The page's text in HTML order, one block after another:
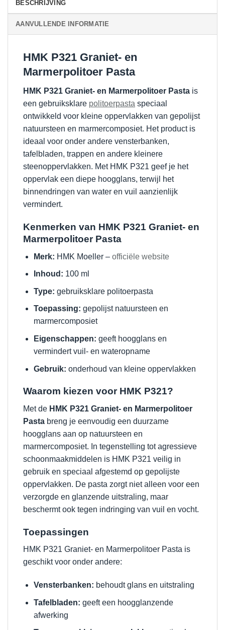
BESCHRIJVING
AANVULLENDE INFORMATIE
HMK P321 Graniet- en
Marmerpolitoer Pasta
HMK P321 Graniet- en Marmerpolitoer Pasta is
een gebruiksklare politoerpasta speciaal
ontwikkeld voor kleine oppervlakken van gepolijst
natuursteen en marmercomposiet. Het product is
ideaal voor onder andere vensterbanken,
tafelbladen, trappen en andere kleinere
steenoppervlakken. Met HMK P321 geef je het
oppervlak een diepe hoogglans, terwijl het
binnendringen van water en vuil aanzienlijk
vermindert.
Kenmerken van HMK P321 Graniet- en
Marmerpolitoer Pasta
Merk: HMK Moeller – officiële website
Inhoud: 100 ml
Type: gebruiksklare politoerpasta
Toepassing: gepolijst natuursteen en
marmercomposiet
Eigenschappen: geeft hoogglans en
vermindert vuil- en wateropname
Gebruik: onderhoud van kleine oppervlakken
Waarom kiezen voor HMK P321?
Met de HMK P321 Graniet- en Marmerpolitoer
Pasta breng je eenvoudig een duurzame
hoogglans aan op natuursteen en
marmercomposiet. In tegenstelling tot agressieve
schoonmaakmiddelen is HMK P321 veilig in
gebruik en speciaal afgestemd op gepolijste
oppervlakken. De pasta zorgt niet alleen voor een
verzorgde en glanzende uitstraling, maar
beschermt ook tegen indringing van vuil en vocht.
Toepassingen
HMK P321 Graniet- en Marmerpolitoer Pasta is
geschikt voor onder andere:
Vensterbanken: behoudt glans en uitstraling
Tafelbladen: geeft een hoogglanzende
afwerking